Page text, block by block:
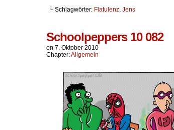
└ Schlagwörter: Flatulenz Jens
Schoolpeppers 10 082
on 7. Oktober 2010
Chapter:Allgemein